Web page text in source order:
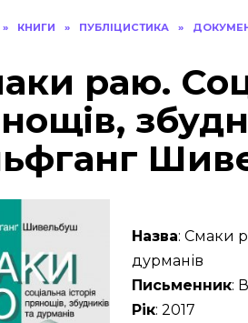
» КНИГИ » ПУБЛІЦИСТИКА »
раю.
Назва: Смаки
дурманів
Письменник:
Рік: 2017